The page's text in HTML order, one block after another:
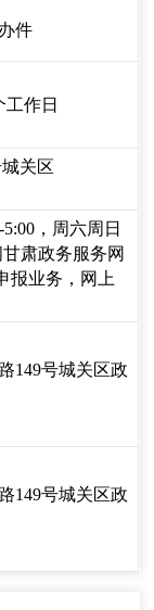
件
工作日
关区
，周六周日
甘肃政务服务网
报业务，网上
149号城关区政
149号城关区政